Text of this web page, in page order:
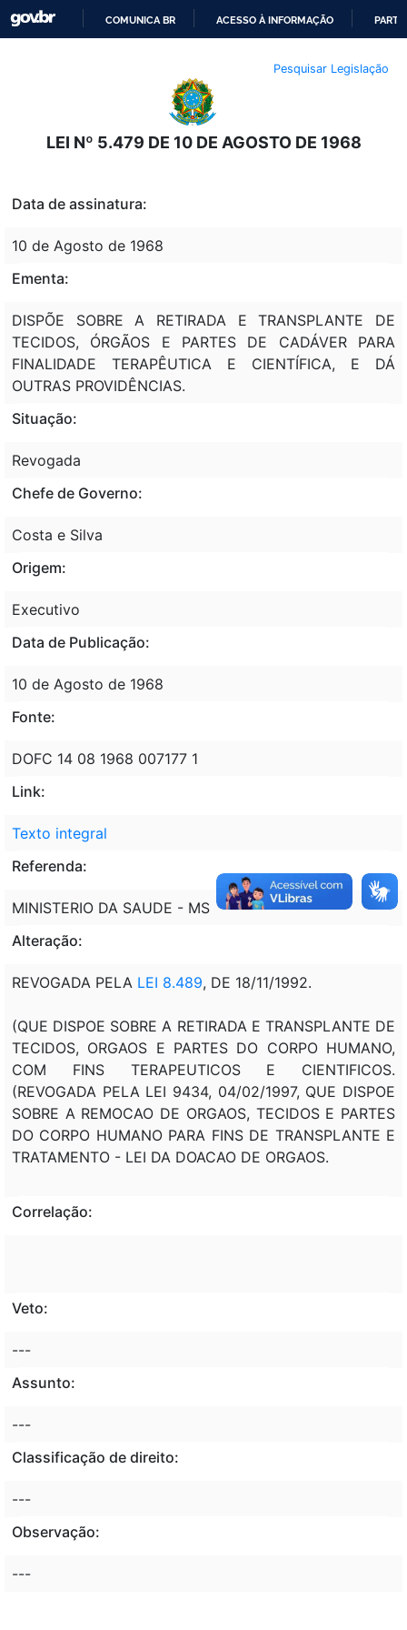
O
CONTEÚDO
COMUNICA BR ACESSO À INFORMAÇÃO
Pesquisar Legislação
LEI Nº 5.479 DE 10 DE AGOSTO DE 1968
Data de assinatura:
10 de Agosto de 1968
Ementa:
DISPÕE SOBRE A RETIRADA E TRANSPLANTE DE
TECIDOS, ÓRGÃOS E PARTES DE CADÁVER PARA
FINALIDADE TERAPÊUTICA E CIENTÍFICA, E DÁ
OUTRAS PROVIDÊNCIAS.
Situação:
Revogada
Chefe de Governo:
Costa e Silva
Origem:
Executivo
Data de Publicação:
10 de Agosto de 1968
Fonte:
DOFC 14 08 1968 007177 1
Link:
Texto integral
Referenda:
MINISTERIO DA SAUDE - MS
Alteração:
REVOGADA PELA LEI 8.489, DE 18/11/1992.
(QUE DISPOE SOBRE A RETIRADA E TRANSPLANTE DE
TECIDOS, ORGAOS E PARTES DO CORPO HUMANO,
COM FINS TERAPEUTICOS E CIENTIFICOS.
(REVOGADA PELA LEI 9434, 04/02/1997, QUE DISPOE
SOBRE A REMOCAO DE ORGAOS, TECIDOS E PARTES
DO CORPO HUMANO PARA FINS DE TRANSPLANTE E
TRATAMENTO - LEI DA DOACAO DE ORGAOS.
Correlação:
Veto:
---
Assunto:
---
Classificação de direito:
---
Observação:
---